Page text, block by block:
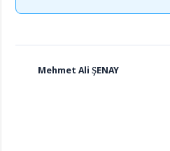
Mehmet Ali ŞENAY